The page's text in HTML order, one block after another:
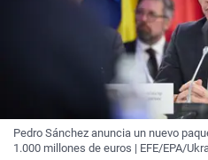
Pedro Sánchez anuncia un nuevo
1.000 millones de euros | EFE/EPA/